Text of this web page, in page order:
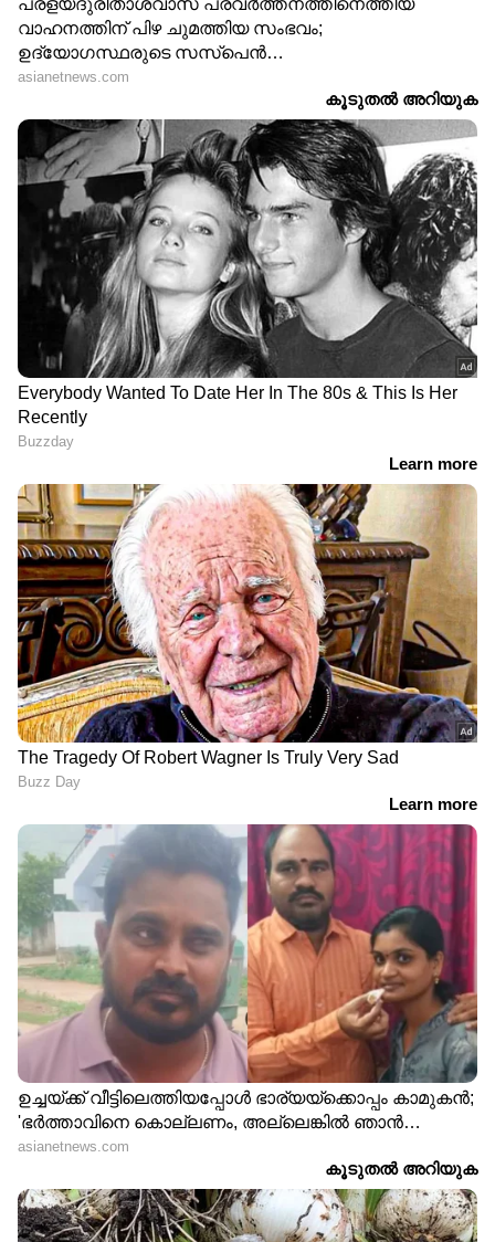
റോയൽ എൻഫീൽഡിന്‍റെ
അടുത്ത നീക്കം;
തിരുപ്പതിയിൽ വൻ
സർപ്രൈസ്?
ഒബെൻ റോർ ഇവോ:
ബുക്കിംഗിൽ റെക്കോർഡ്
കുതിപ്പ്
LATEST VIDEOS
പൊലീസിനെ വട്ടംചുറ്റിച്ച് അര്‍ജുന്‍
ആയങ്കി; ഒളിവിലിരുന്ന് പൊലീസിന്
പരിഹാസം | Arjun Aayanki | Police
കണ്ണൂരിലെ കുപ്രസിദ്ധ ഗുണ്ടാ
ചുമത്തി പൊലീസ് | Kannur | KAAPA
case